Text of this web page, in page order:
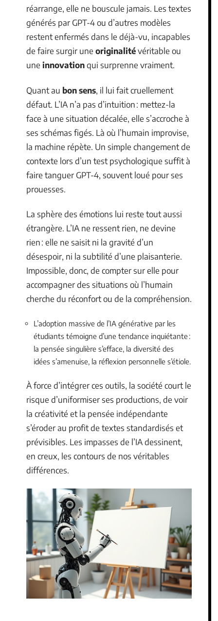
réarrange, elle ne bouscule jamais. Les textes
générés par GPT-4 ou d’autres modèles
restent enfermés dans le déjà-vu, incapables
de faire surgir une originalitévéritable ou
une innovationqui surprenne vraiment.
Quant au bon sens, il lui fait cruellement
défaut. L’IA n’a pas d’intuition : mettez-la
face à une situation décalée, elle s’accroche à
ses schémas figés. Là où l’humain improvise,
la machine répète. Un simple changement de
contexte lors d’un test psychologique suffit à
faire tanguer GPT-4, souvent loué pour ses
prouesses.
La sphère des émotions lui reste tout aussi
étrangère. L’IA ne ressent rien, ne devine
rien : elle ne saisit ni la gravité d’un
désespoir, ni la subtilité d’une plaisanterie.
Impossible, donc, de compter sur elle pour
accompagner des situations où l’humain
cherche du réconfort ou de la compréhension.
L’adoption massive de l’IA générative par les
étudiants témoigne d’une tendance inquiétante :
la pensée singulière s’efface, la diversité des
idées s’amenuise, la réflexion personnelle s’étiole.
À force d’intégrer ces outils, la société court le
risque d’uniformiser ses productions, de voir
la créativité et la pensée indépendante
s’éroder au profit de textes standardisés et
prévisibles. Les impasses de l’IA dessinent,
en creux, les contours de nos véritables
différences.